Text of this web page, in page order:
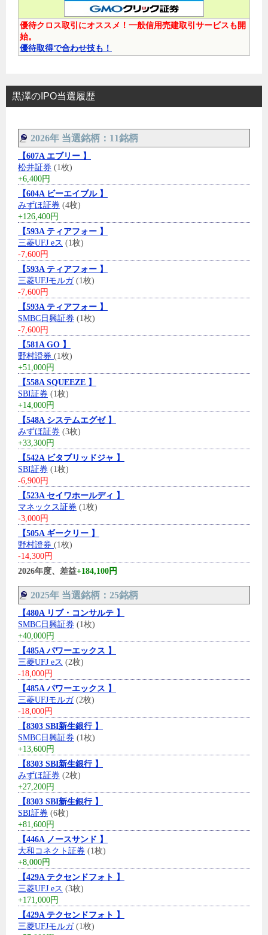
優待クロス取引にオススメ！一般信用売建取引サービスも開
始。
優待取得で合わせ技も！
黒澤のIPO当選履歴
2026年 当選銘柄：11銘柄
【607A エブリー 】
松井証券 (1枚)
+6,400円
【604A ビーエイブル 】
みずほ証券 (4枚)
+126,400円
【593A ティアフォー 】
三菱UFJ eス (1枚)
-7,600円
【593A ティアフォー 】
三菱UFJモルガ(1枚)
-7,600円
【593A ティアフォー 】
SMBC日興証券 (1枚)
-7,600円
【581A GO 】
野村證券 (1枚)
+51,000円
【558A SQUEEZE 】
SBI証券 (1枚)
+14,000円
【548A システムエグゼ 】
みずほ証券 (3枚)
+33,300円
【542A ビタブリッドジャ 】
SBI証券 (1枚)
-6,900円
【523A セイワホールディ 】
マネックス証券 (1枚)
-3,000円
【505A ギークリー 】
野村證券 (1枚)
-14,300円
2026年度、差益+184,100円
2025年 当選銘柄：25銘柄
【480A リブ・コンサルテ 】
SMBC日興証券 (1枚)
+40,000円
【485A パワーエックス 】
三菱UFJ eス (2枚)
-18,000円
【485A パワーエックス 】
三菱UFJモルガ(2枚)
-18,000円
【8303 SBI新生銀行 】
SMBC日興証券 (1枚)
+13,600円
【8303 SBI新生銀行 】
みずほ証券 (2枚)
+27,200円
【8303 SBI新生銀行 】
SBI証券 (6枚)
+81,600円
【446A ノースサンド 】
大和コネクト証券 (1枚)
+8,000円
【429A テクセンドフォト 】
三菱UFJ eス (3枚)
+171,000円
【429A テクセンドフォト 】
三菱UFJモルガ(1枚)